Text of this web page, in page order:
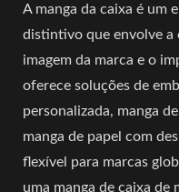
A manga da caixa é um
distintivo que envolve a
imagem da marca e o
oferece soluções de
personalizada, manga
manga de papel com
flexível para marcas
uma manga de caixa de